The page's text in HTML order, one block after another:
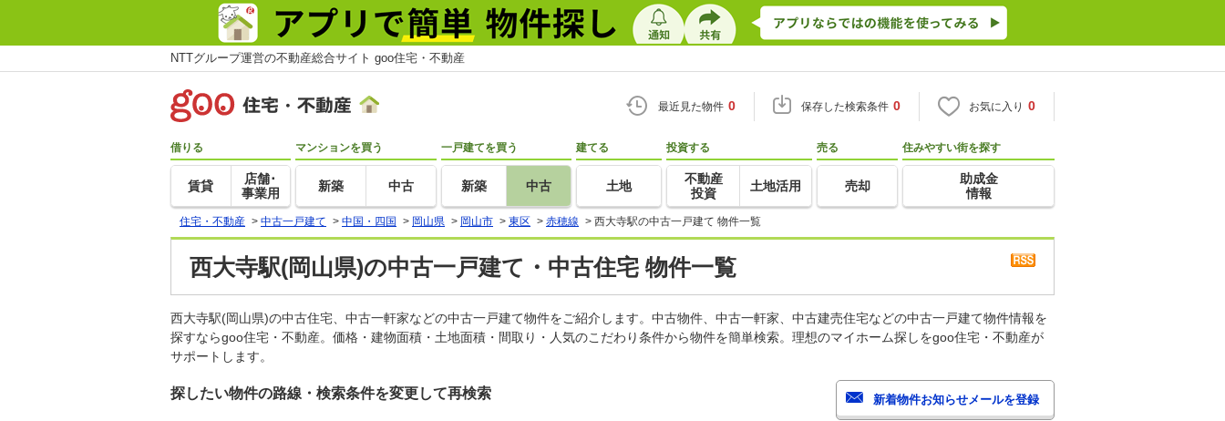
NTTグループ運営の不動産総合サイト goo住宅・不動産
最近見た物件 0 保存した検索条件 0 お気に入り 0
借りる
賃貸
店舗･
事業用
マンションを買う
新築 中古
一戸建てを買う
新築 中古
建てる
土地
投資する
不動産
投資
土地活用
売る
売却
住みやすい街を探す
助成金
情報
住宅・不動産 > 中古一戸建て > 中国・四国 > 岡山県 > 岡山市 > 東区 > 赤穂線 > 西大寺駅の中古一戸建て 物件一覧
西大寺駅(岡山県)の中古一戸建て・中古住宅 物件一覧
西大寺駅(岡山県)の中古住宅、中古一軒家などの中古一戸建て物件をご紹介します。中古物件、中古一軒家、中古建売住宅などの中古一戸建て物件情報を
探すならgoo住宅・不動産。価格・建物面積・土地面積・間取り・人気のこだわり条件から物件を簡単検索。理想のマイホーム探しをgoo住宅・不動産が
サポートします。
探したい物件の路線・検索条件を変更して再検索